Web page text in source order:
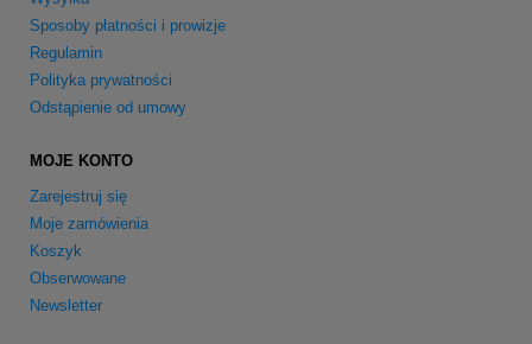
Sposoby płatności i prowizje
Regulamin
Polityka prywatności
Odstąpienie od umowy
MOJE KONTO
Zarejestruj się
Moje zamówienia
Koszyk
Obserwowane
Newsletter